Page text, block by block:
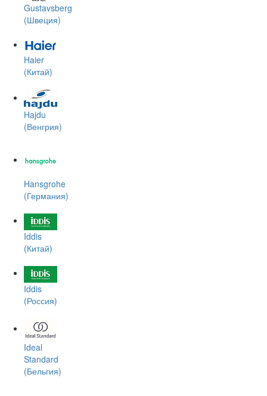
Gustavsberg
(Швеция)
Haier
(Китай)
Hajdu
(Венгрия)
Hansgrohe
(Германия)
Iddis
(Китай)
Iddis
(Россия)
Ideal
Standard
(Бельгия)